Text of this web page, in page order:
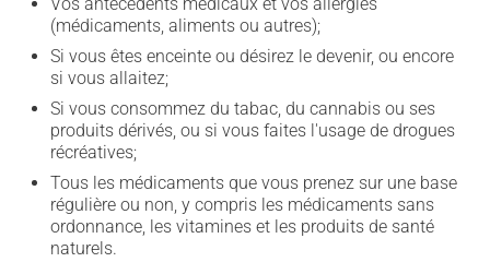
(médicaments, aliments ou autres);
Si vous êtes enceinte ou désirez le devenir, ou encore
si vous allaitez;
Si vous consommez du tabac, du cannabis ou ses
produits dérivés, ou si vous faites l'usage de drogues
récréatives;
Tous les médicaments que vous prenez sur une base
régulière ou non, y compris les médicaments sans
ordonnance, les vitamines et les produits de santé
naturels.